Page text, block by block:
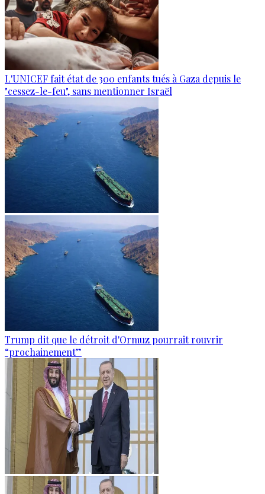
L'UNICEF fait état de 300 enfants tués à Gaza depuis le
"cessez-le-feu", sans mentionner Israël
Trump dit que le détroit d'Ormuz pourrait rouvrir
“prochainement”